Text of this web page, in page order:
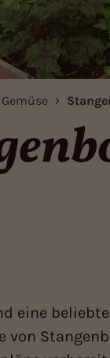
Gemüse
eine
von